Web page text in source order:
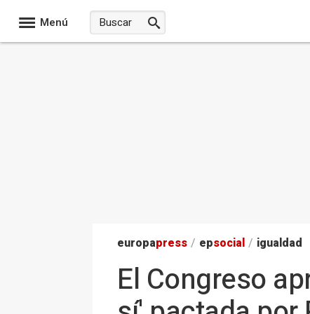
Menú
europapress / epsocial / igualdad
El Congreso